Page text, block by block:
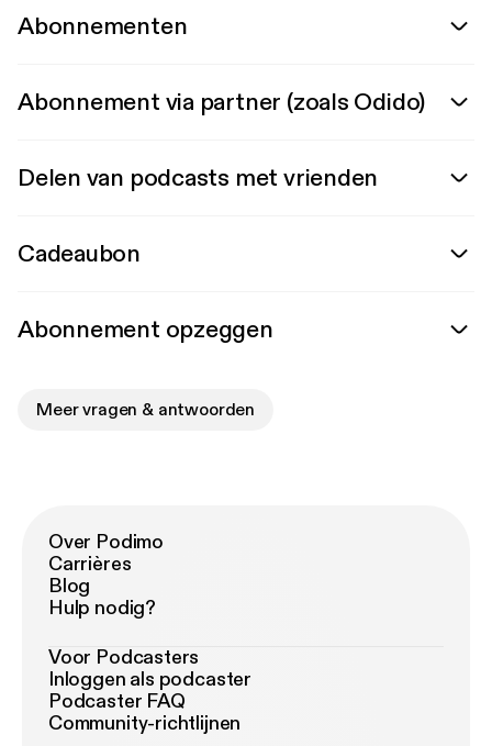
Abonnementen
Abonnement via partner (zoals Odido)
Delen van podcasts met vrienden
Cadeaubon
Abonnement opzeggen
Meer vragen & antwoorden
Over Podimo
Carrières
Blog
Hulp nodig?
Voor Podcasters
Inloggen als podcaster
Podcaster FAQ
Community-richtlijnen